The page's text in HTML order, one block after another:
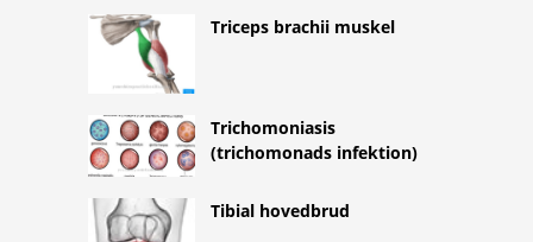
Triceps brachii muskel
Trichomoniasis
(trichomonads infektion)
Tibial hovedbrud